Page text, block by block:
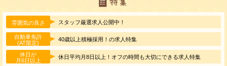
雰囲気の良さ スタッフ厳選求人公開中！
自動車免許
(AT限定)
40歳以上積極採用！の求人特集
休日が
月6日以上
休日平均月8日以上！オフの時間も大切にできる求人特集